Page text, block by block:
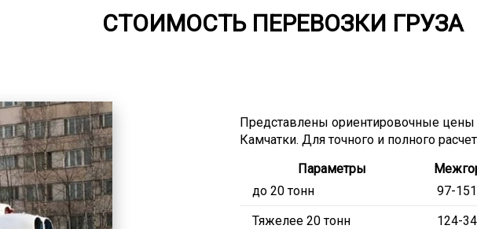
СТОИМОСТЬ ПЕРЕВОЗКИ ГРУЗА
Представлены ориентировочные цены
Камчатки. Для точного и полного
Параметры
до 20 тонн
97-151
Тяжелее 20 тонн
124-